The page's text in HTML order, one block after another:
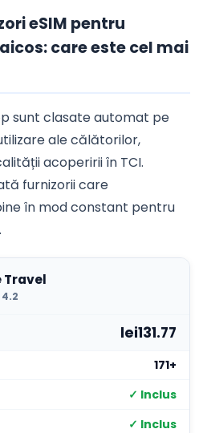
eSIM pentru
care este cel mai
sunt clasate automat pe
ale călătorilor,
acoperirii în TCI.
furnizorii care
în mod constant pentru
Travel
4.2
lei131.77
171+
✓ Inclus
✓ Inclus